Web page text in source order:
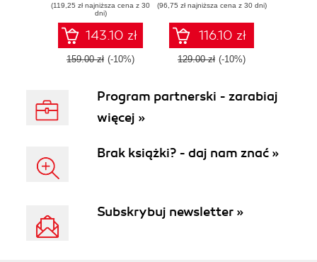
transformation
through business
automation with
minimal coding
(119,25 zł najniższa cena z 30
dni)
143.10 zł
159.00 zł (-10%)
techniques, and
practices to pass
the MS-300 exam
on the first attempt
(96,75 zł najniższa cena z 30 dni)
116.10 zł
129.00 zł (-10%)
Program partnerski - zarabiaj
więcej »
Brak książki? - daj nam znać »
Subskrybuj newsletter »